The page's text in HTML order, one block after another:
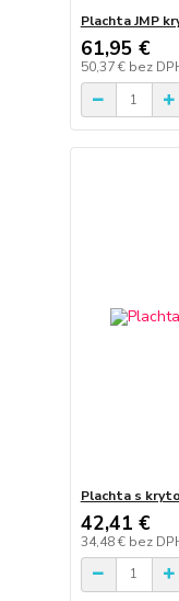
Plachta JMP
61,95 €
50,37 € bez
Plachta s
42,41 €
34,48 € bez